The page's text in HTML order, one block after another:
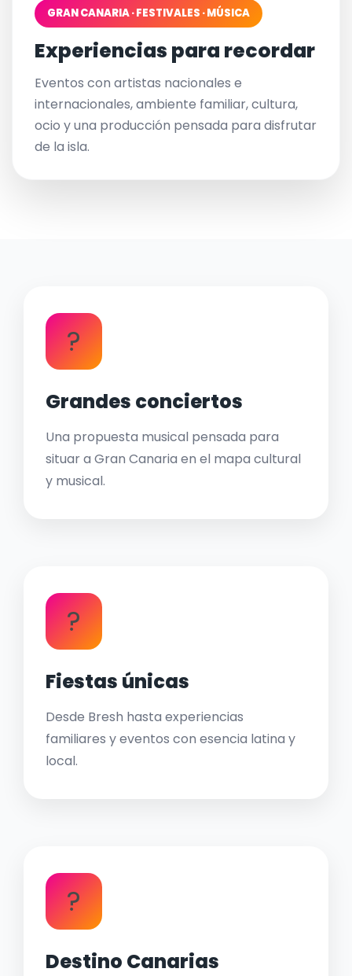
GRAN CANARIA · FESTIVALES · MÚSICA
Experiencias para recordar
Eventos con artistas nacionales e
internacionales, ambiente familiar, cultura,
ocio y una producción pensada para disfrutar
de la isla.
?
Grandes conciertos
Una propuesta musical pensada para
situar a Gran Canaria en el mapa cultural
y musical.
?
Fiestas únicas
Desde Bresh hasta experiencias
familiares y eventos con esencia latina y
local.
?
Destino Canarias